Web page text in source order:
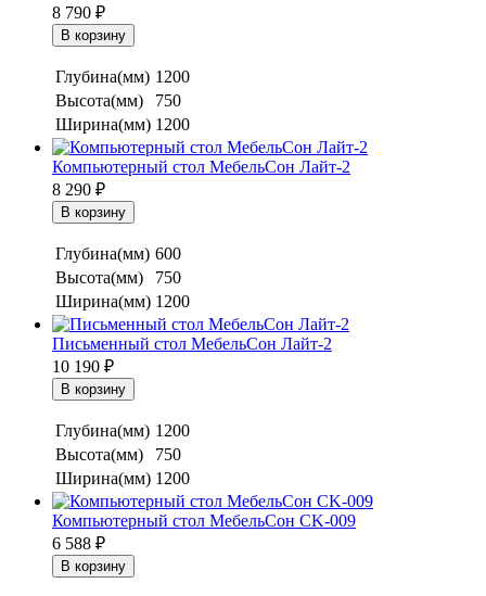
8 790 ₽
Глубина(мм) 1200
Высота(мм)
750
Ширина(мм) 1200
Компьютерный стол МебельСон Лайт-2
8 290 ₽
Глубина(мм) 600
Высота(мм)
750
Ширина(мм) 1200
Письменный стол МебельСон Лайт-2
10 190 ₽
Глубина(мм) 1200
Высота(мм)
750
Ширина(мм) 1200
Компьютерный стол МебельСон CK-009
6 588 ₽